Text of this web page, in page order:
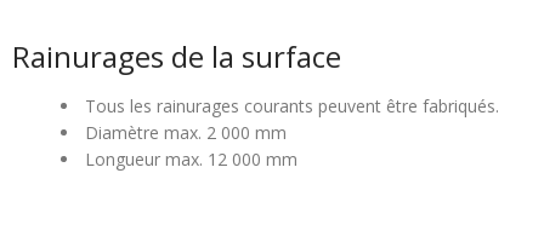
Rainurages de la surface
Tous les rainurages courants peuvent être fabriqués.
Diamètre max. 2 000 mm
Longueur max. 12 000 mm